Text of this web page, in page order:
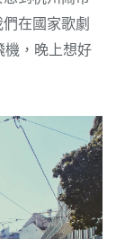
在國家歌劇
機，晚上想好